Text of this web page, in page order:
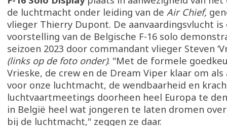
de luchtmacht onder leiding van de Air Chief,
vlieger Thierry Dupont. De aanvaardingsvlucht is
voorstelling van de Belgische F-16 solo
seizoen 2023 door commandant vlieger Steven
(links op de foto onder). "Met de formele
Vrieske, de crew en de Dream Viper klaar om als
voor onze luchtmacht, de wendbaarheid en
luchtvaartmeetings doorheen heel Europa te
in België heel wat jongeren te laten dromen
bij de luchtmacht," zeggen ze daar.